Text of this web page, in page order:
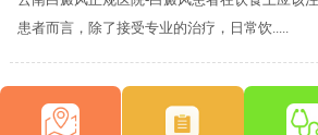
患者而言，除了接受专业的治疗，日常饮.....